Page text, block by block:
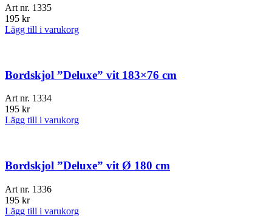
Art nr. 1335
195 kr
Lägg till i varukorg
Bordskjol ”Deluxe” vit 183×76 cm
Art nr. 1334
195 kr
Lägg till i varukorg
Bordskjol ”Deluxe” vit Ø 180 cm
Art nr. 1336
195 kr
Lägg till i varukorg